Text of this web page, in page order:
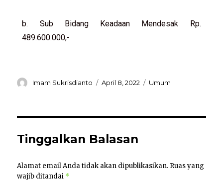
b. Sub Bidang Keadaan Mendesak Rp.
489.600.000,-
Imam Sukrisdianto April 8, 2022 Umum
Tinggalkan Balasan
Alamat email Anda tidak akan dipublikasikan. Ruas yang
wajib ditandai *